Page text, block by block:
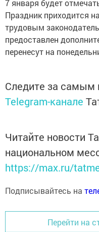
7 января будет
Праздник приходится
трудовым
предоставлен
перенесут на
Следите за
Telegram-канале
Читайте новости
национальном
https://max.ru/
Подписывайтесь на
Перейти на